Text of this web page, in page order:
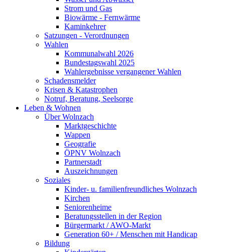
Strom und Gas
Biowärme - Fernwärme
Kaminkehrer
Satzungen - Verordnungen
Wahlen
Kommunalwahl 2026
Bundestagswahl 2025
Wahlergebnisse vergangener Wahlen
Schadensmelder
Krisen & Katastrophen
Notruf, Beratung, Seelsorge
Leben & Wohnen
Über Wolnzach
Marktgeschichte
Wappen
Geografie
ÖPNV Wolnzach
Partnerstadt
Auszeichnungen
Soziales
Kinder- u. familienfreundliches Wolnzach
Kirchen
Seniorenheime
Beratungsstellen in der Region
Bürgermarkt / AWO-Markt
Generation 60+ / Menschen mit Handicap
Bildung